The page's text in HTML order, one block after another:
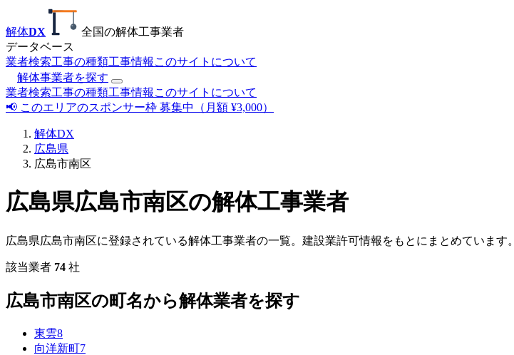
解体DX
全国の解体工事業者
データベース
業者検索工事の種類工事情報 このサイトについて
解体事業者を探す
業者検索工事の種類工事情報 このサイトについて
📢 このエリアのスポンサー枠 募集中（月額 ¥3,000）
解体DX
広島県
広島市南区
広島県広島市南区の解体工事業者
広島県広島市南区に登録されている解体工事業者の一覧。建設業許可情報をもとにまとめています。
該当業者 74 社
広島市南区の町名から解体業者を探す
東雲8
向洋新町7